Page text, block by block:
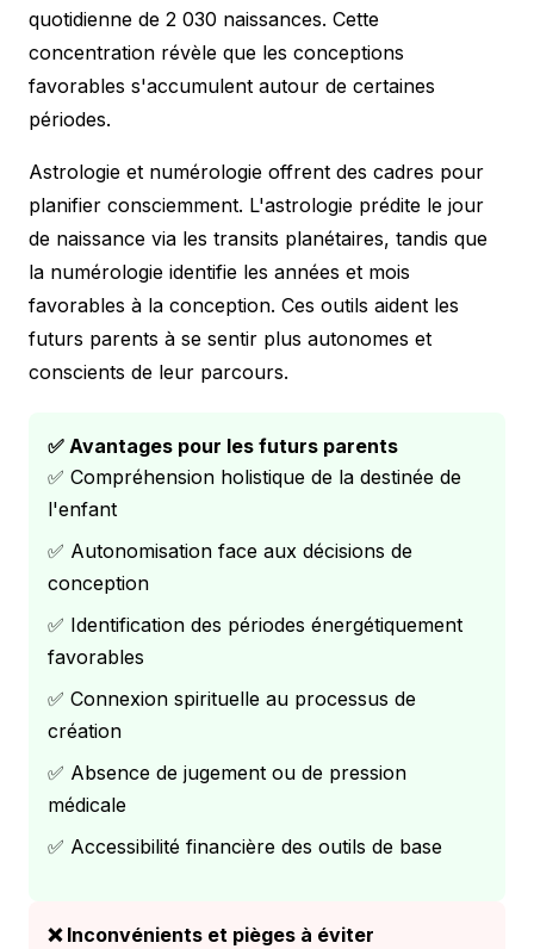
quotidienne de 2 030 naissances. Cette
concentration révèle que les conceptions
favorables s'accumulent autour de certaines
périodes.
Astrologie et numérologie offrent des cadres pour
planifier consciemment. L'astrologie prédite le jour
de naissance via les transits planétaires, tandis que
la numérologie identifie les années et mois
favorables à la conception. Ces outils aident les
futurs parents à se sentir plus autonomes et
conscients de leur parcours.
✅ Avantages pour les futurs parents
✅ Compréhension holistique de la destinée de
l'enfant
✅ Autonomisation face aux décisions de
conception
✅ Identification des périodes énergétiquement
favorables
✅ Connexion spirituelle au processus de
création
✅ Absence de jugement ou de pression
médicale
✅ Accessibilité financière des outils de base
❌ Inconvénients et pièges à éviter